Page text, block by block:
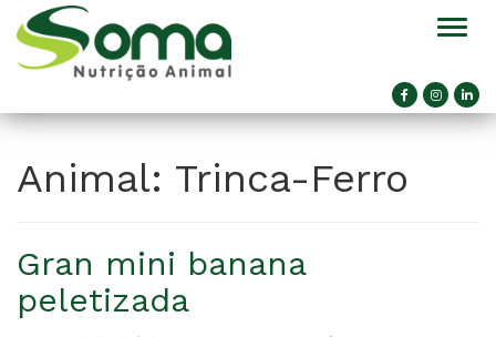
Animal: Trinca-Ferro
Gran mini banana
peletizada